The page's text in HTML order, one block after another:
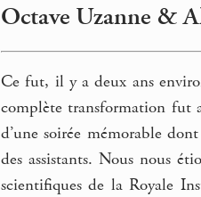
Octave Uzanne &
Ce fut, il y a deux ans
complète transformation fut
d’une soirée mémorable
des assistants. Nous nous
scientifiques de la Royale